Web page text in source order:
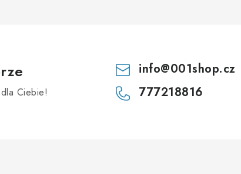
Ciebie!
info@001shop.cz
777218816